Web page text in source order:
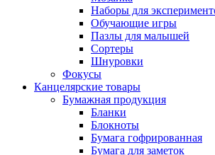
Наборы для
Обучающие игры
Пазлы для малышей
Сортеры
Шнуровки
Фокусы
Канцелярские товары
Бумажная продукция
Бланки
Блокноты
Бумага гофрированная
Бумага для заметок